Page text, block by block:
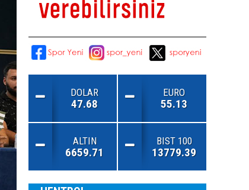
DOLAR
47.68
EURO
55.13
ALTIN
6659.71
BIST 100
13779.39